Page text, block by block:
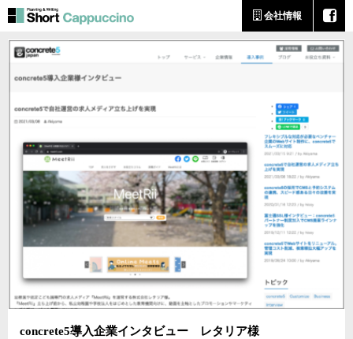
会社情報
concrete5導入企業インタビュー レタリア様